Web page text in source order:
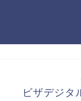
ビザデジタ